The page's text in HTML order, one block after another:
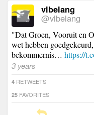
vlbelang
@vlbelang
"Dat Groen, Vooruit en
wet hebben
bekommernis… https://
3 years
4 RETWEETS
25 FAVORITES